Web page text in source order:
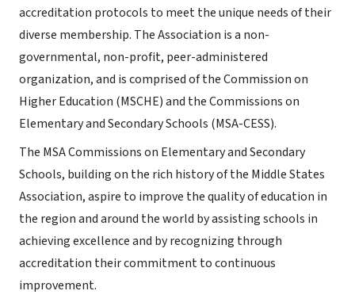
accreditation protocols to meet the unique needs of their
diverse membership. The Association is a non-
governmental, non-profit, peer-administered
organization, and is comprised of the Commission on
Higher Education (MSCHE) and the Commissions on
Elementary and Secondary Schools (MSA-CESS).
The MSA Commissions on Elementary and Secondary
Schools, building on the rich history of the Middle States
Association, aspire to improve the quality of education in
the region and around the world by assisting schools in
achieving excellence and by recognizing through
accreditation their commitment to continuous
improvement.